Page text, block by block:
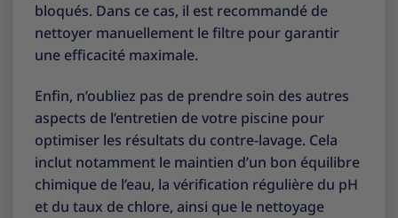
bloqués. Dans ce cas, il est recommandé de
nettoyer manuellement le filtre pour garantir
une efficacité maximale.
Enfin, n’oubliez pas de prendre soin des autres
aspects de l’entretien de votre piscine pour
optimiser les résultats du contre-lavage. Cela
inclut notamment le maintien d’un bon équilibre
chimique de l’eau, la vérification régulière du pH
et du taux de chlore, ainsi que le nettoyage